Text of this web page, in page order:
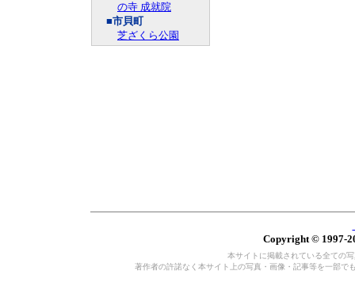
の寺 成就院
■市貝町
芝ざくら公園
Copyright © 1997-
本サイトに掲載されている全ての
著作者の許諾なく本サイト上の写真・画像・記事等を一部で